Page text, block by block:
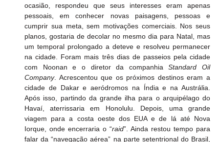
ocasião, respondeu que seus interesses eram apenas
pessoais, em conhecer novas paisagens, pessoas e
cumprir sua meta, sem motivações comerciais. Nos seus
planos, gostaria de decolar no mesmo dia para Natal, mas
um temporal prolongado a deteve e resolveu permanecer
na cidade. Foram mais três dias de passeios pela cidade
com Noonan e o diretor da companhia Standard Oil
Company. Acrescentou que os próximos destinos eram a
cidade de Dakar e aeródromos na Índia e na Austrália.
Após isso, partindo da grande ilha para o arquipélago do
Havaí, aterrissaria em Honolulu. Depois, uma grande
viagem para a costa oeste dos EUA e de lá até Nova
Iorque, onde encerraria o “raid”. Ainda restou tempo para
falar da “navegação aérea” na parte setentrional do Brasil,